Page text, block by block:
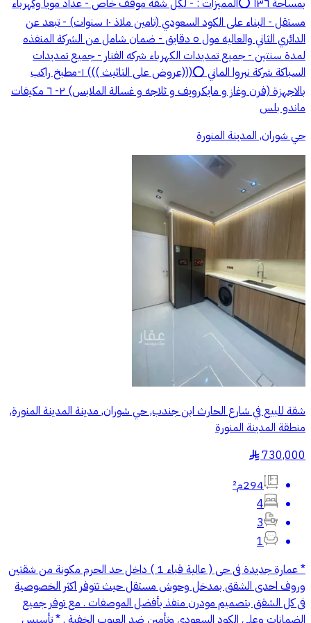
بمساحة ١٣٦ ⭕️المميزات : - لكل شقه موقف خاص - عداد مويا وكهرباء
مستقل - البناء على الكود السعودي (تامين ملاذ ١٠ سنوات) - تبعد عن
الدائري الثاني والعاليه مول ٥ دقايق - ضمان شامل من الشركة المنفذه
لمدة سنتين - جميع تمديدات الكهرباء شركه الفنار - جميع تمديدات
السباكة شركة نبروا الماني ⭕️(((عروض على التاثيث ))) ١-مطبخ راكب
بالاجهزة (فرن وغاز و مايكرويف و ثلاجه و غسالة الملابس) ٢- ٦ مكيفات
ماندو بلس
حي شوران, المدينة المنورة
شقة للبيع في شارع الحارث ابن جندب, حي شوران, مدينة المدينة المنورة,
منطقة المدينة المنورة
730,000
§
294م²
4
3
1
* عمارة جديدة فى حى ( عالية قباء 1 ) داخل حد الحرم مكونة من شقتين
وروف احدى الشقق بمدخل وحوش مستقل حيث تتوفر اكثر الخصوصية
فى كل الشقق بتصميم مودرن منفذ بأفضل الموصفات . مع توفر جميع